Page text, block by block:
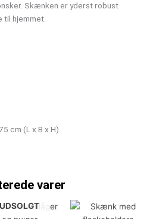
Skænken er yderst robust
til hjemmet.
cm (L x B x H)
varer
UDSOLGT